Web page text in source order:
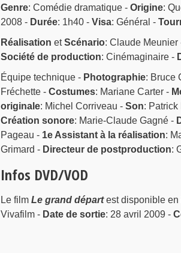
Genre: Comédie dramatique - Origine:
2008 - Durée: 1h40 - Visa: Général -
Réalisation etScénario: Claude Meunier
Société de production: Cinémaginaire -
Équipe technique - Photographie: Bruce
Fréchette - Costumes: Mariane Carter -
originale: Michel Corriveau - Son: Patrick
Création sonore: Marie-Claude Gagné -
Pageau - 1e Assistant à la réalisation:
Grimard - Directeur de postproduction:
Infos DVD/VOD
Le film Le grand départest disponible en
Vivafilm - Date de sortie: 28 avril 2009 -